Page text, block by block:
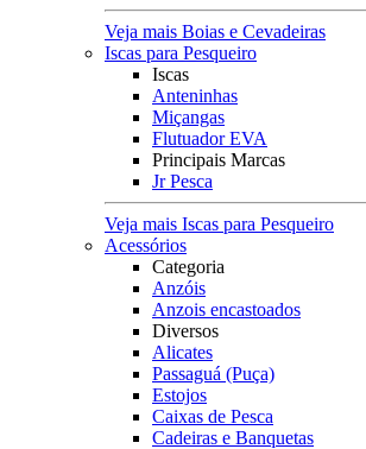
Veja mais Boias e Cevadeiras
Iscas para Pesqueiro
Iscas
Anteninhas
Miçangas
Flutuador EVA
Principais Marcas
Jr Pesca
Veja mais Iscas para Pesqueiro
Acessórios
Categoria
Anzóis
Anzois encastoados
Diversos
Alicates
Passaguá (Puça)
Estojos
Caixas de Pesca
Cadeiras e Banquetas